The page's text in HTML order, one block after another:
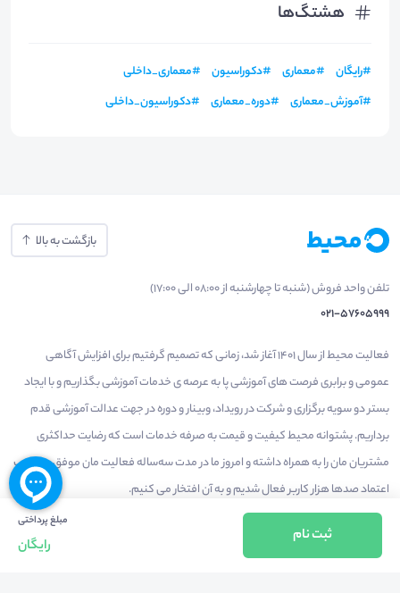
هشتگ‌ها
#رایگان #معماری #دکوراسیون #معماری_داخلی
#آموزش_معماری #دوره_معماری #دکوراسیون_داخلی
مبلغ پرداختی
رایگان
ثبت نام
بازگشت به بالا
تلفن واحد فروش (شنبه تا چهارشنبه از 08:00 الی 17:00)
021-57605999
فعالیت محیط از سال 1401 آغاز شد، زمانی که تصمیم گرفتیم برای افزایش آگاهی
عمومی و برابری فرصت های آموزشی پا به عرصه ی خدمات آموزشی بگذاریم و با ایجاد
بستر دو سویه برگزاری و شرکت در رویداد، وبینار و دوره در جهت عدالت آموزشی قدم
برداریم. پشتوانه محیط کیفیت و قیمت به صرفه خدمات است که رضایت حداکثری
مشتریان مان را به همراه داشته و امروز ما در مدت سه‌ساله فعالیت مان موفق به کسب
اعتماد صدها هزار کاربر فعال شدیم و به آن افتخار می‌ کنیم.